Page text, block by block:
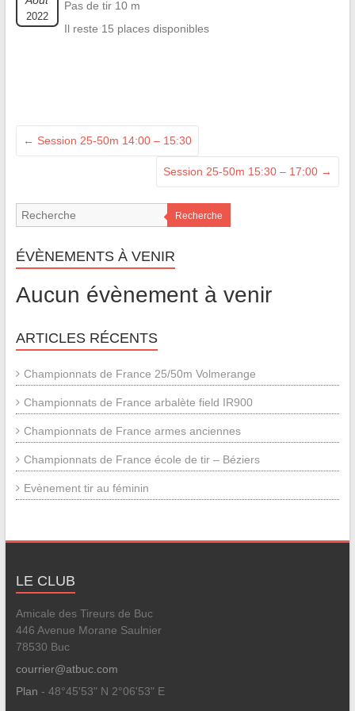
2022
Pas de tir 10 m
Il reste 15 places disponibles
← Session 25-50m 14:00 – 15:30
Session 25-50m 15:30 – 17:00 →
Recherche
ÉVÈNEMENTS À VENIR
Aucun évènement à venir
ARTICLES RÉCENTS
Championnats de France 25/50m Volmerange
Championnats de France arbalète field IR900
Championnats de France armes anciennes
Championnats de France école de tir – Béziers
Evènement tir au féminin
LE CLUB
Amicale des Tireurs de Buc
446 Avenue Morane Saulnier
78530 Buc
courrier@atbuc.com
Plan - 48°45'53" N 2°06'53" E